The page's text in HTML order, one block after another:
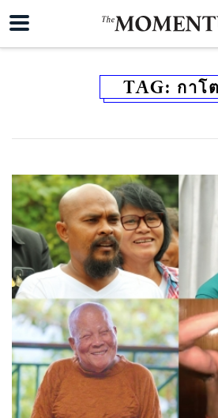
TAG: กาโ
ค้นหา